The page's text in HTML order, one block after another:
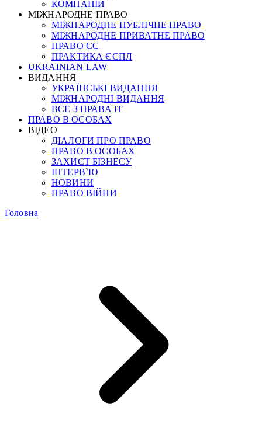
КОМПАНІЙ
МІЖНАРОДНЕ ПРАВО
МІЖНАРОДНЕ ПУБЛІЧНЕ ПРАВО
МІЖНАРОДНЕ ПРИВАТНЕ ПРАВО
ПРАВО ЄС
ПРАКТИКА ЄСПЛ
UKRAINIAN LAW
ВИДАННЯ
УКРАЇНСЬКІ ВИДАННЯ
МІЖНАРОДНІ ВИДАННЯ
ВСЕ З ПРАВА ІТ
ПРАВО В ОСОБАХ
ВІДЕО
ДІАЛОГИ ПРО ПРАВО
ПРАВО В ОСОБАХ
ЗАХИСТ БІЗНЕСУ
ІНТЕРВ`Ю
НОВИНИ
ПРАВО ВІЙНИ
Головна